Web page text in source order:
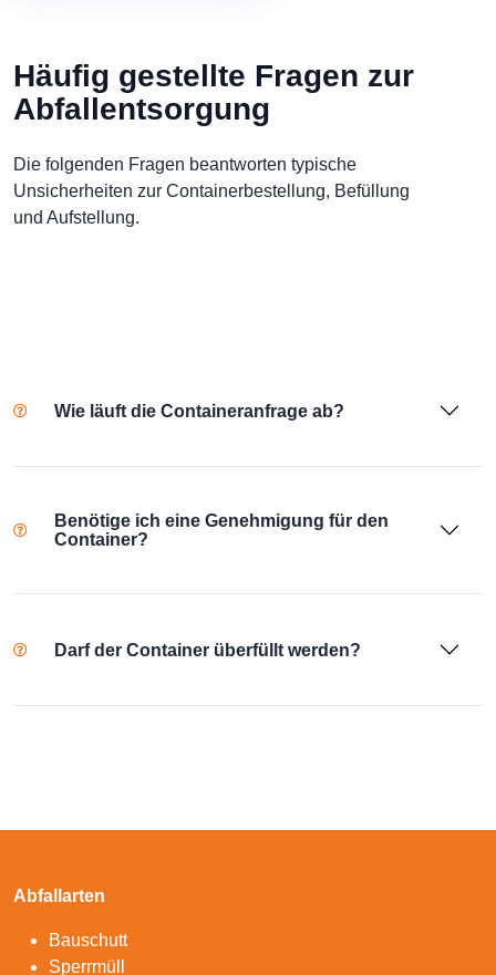
Häufig gestellte Fragen zur
Abfallentsorgung
Die folgenden Fragen beantworten typische
Unsicherheiten zur Containerbestellung, Befüllung
und Aufstellung.
Wie läuft die Containeranfrage ab?
Benötige ich eine Genehmigung für den
Container?
Darf der Container überfüllt werden?
Abfallarten
Bauschutt
Sperrmüll